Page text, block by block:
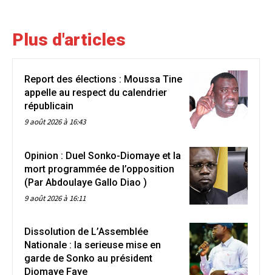
Plus d'articles
Report des élections : Moussa Tine
appelle au respect du calendrier
républicain
9 août 2026 à 16:43
Opinion : Duel Sonko-Diomaye et la
mort programmée de l’opposition
(Par Abdoulaye Gallo Diao )
9 août 2026 à 16:11
Dissolution de L’Assemblée
Nationale : la serieuse mise en
garde de Sonko au président
Diomaye Faye